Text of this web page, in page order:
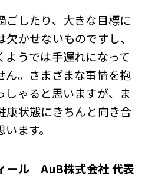
ごしたり、大きな目標に
かせないものですし、
ようでは手遅れになって
ん。さまざまな事情を抱
しゃると思いますが、ま
康状態にきちんと向き合
ます。
ール AuB株式会社 代表